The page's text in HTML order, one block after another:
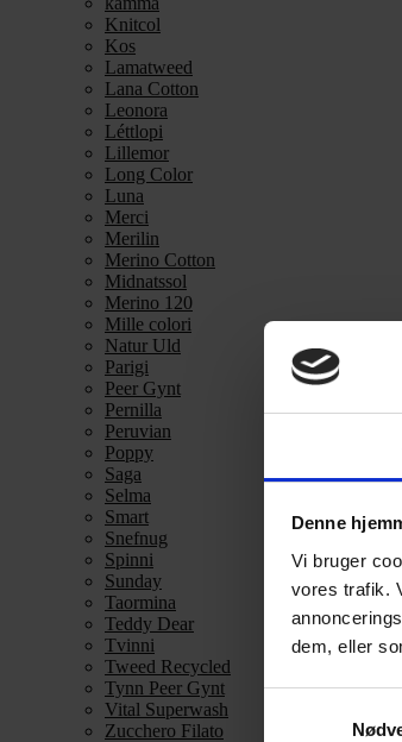
Denne
Vi bruger
vores trafik.
dem, eller
Knitcol
Kos
Lamatweed
Lana Cotton
Leonora
Léttlopi
Lillemor
Long Color
Luna
Merci
Merilin
Merino Cotton
Midnatssol
Merino 120
Mille colori
Natur Uld
Parigi
Peer Gynt
Pernilla
Peruvian
Poppy
Saga
Selma
Smart
Snefnug
Spinni
Sunday
Taormina
Teddy Dear
Tvinni
Tweed Recycled
Tynn Peer Gynt
Vital Superwash
Zucchero Filato